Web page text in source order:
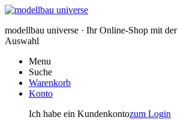
modellbau universe · Ihr Online-Shop mit
Auswahl
Menu
Suche
Warenkorb
Konto
Ich habe ein Kundenkontozum Login